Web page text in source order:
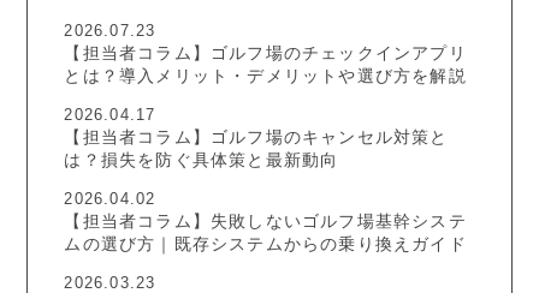
【担当者コラム】ゴルフ場のチェックインアプリ
とは？導入メリット・デメリットや選び方を解説
2026.07.23
【担当者コラム】ゴルフ場のキャンセル対策と
は？損失を防ぐ具体策と最新動向
2026.04.17
【担当者コラム】失敗しないゴルフ場基幹システ
ムの選び方｜既存システムからの乗り換えガイド
2026.04.02
2026.03.23